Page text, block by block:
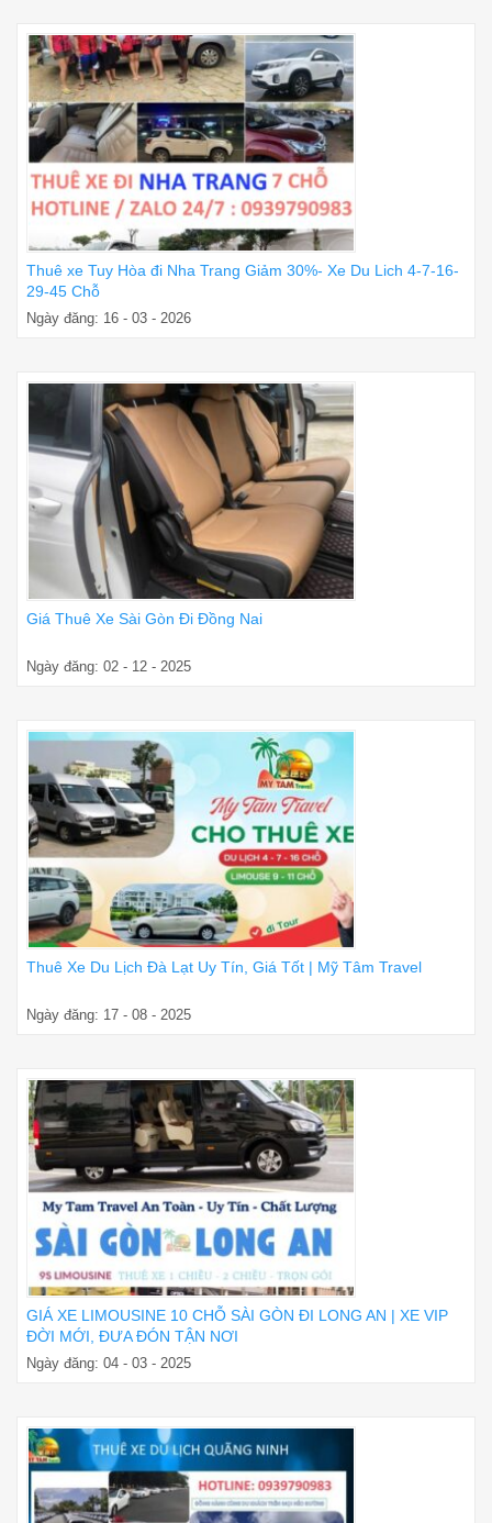
Thuê xe Tuy Hòa đi Nha Trang Giảm 30%- Xe Du Lich 4-7-16-
29-45 Chỗ
Ngày đăng: 16 - 03 - 2026
Giá Thuê Xe Sài Gòn Đi Đồng Nai
Ngày đăng: 02 - 12 - 2025
Thuê Xe Du Lịch Đà Lạt Uy Tín, Giá Tốt | Mỹ Tâm Travel
Ngày đăng: 17 - 08 - 2025
GIÁ XE LIMOUSINE 10 CHỖ SÀI GÒN ĐI LONG AN | XE VIP
ĐỜI MỚI, ĐƯA ĐÓN TẬN NƠI
Ngày đăng: 04 - 03 - 2025